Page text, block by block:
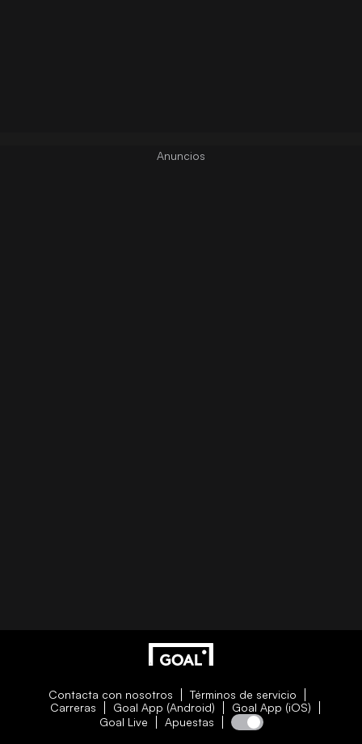
Contacta con nosotros
Términos de servicio
Carreras
Goal App (Android)
Goal App (iOS)
Goal Live
Apuestas